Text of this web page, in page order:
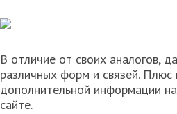
В отличие от своих аналогов,
различных форм и связей.
дополнительной информации
сайте.